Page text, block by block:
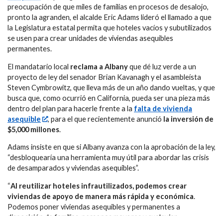
preocupación de que miles de familias en procesos de desalojo,
pronto la agranden, el alcalde Eric Adams lideró el llamado a que
la Legislatura estatal permita que hoteles vacíos y subutilizados
se usen para crear unidades de viviendas asequibles
permanentes.
El mandatario local reclama a Albanyque dé luz verde a un
proyecto de ley del senador Brian Kavanagh y el asambleísta
Steven Cymbrowitz, que lleva más de un año dando vueltas, y que
busca que, como ocurrió en California, pueda ser una pieza más
dentro del plan para hacerle frente a la falta de vivienda
asequible
, para el que recientemente anunció la inversión de
$5,000 millones.
Adams insiste en que si Albany avanza con la aprobación de la ley,
“desbloquearía una herramienta muy útil para abordar las crisis
de desamparados y viviendas asequibles”.
“Al reutilizar hoteles infrautilizados, podemos crear
viviendas de apoyo de manera más rápida y económica.
Podemos poner viviendas asequibles y permanentes a